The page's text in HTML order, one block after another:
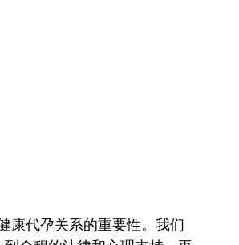
康代孕关系的重要性。我们